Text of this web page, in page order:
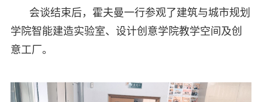
会谈结束后，霍夫曼一行参观了建筑与城市规划
学院智能建造实验室、设计创意学院教学空间及创
意工厂。